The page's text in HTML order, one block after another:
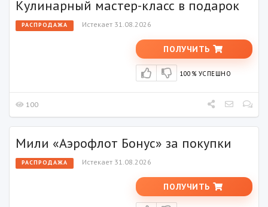
Кулинарный мастер-класс в подарок
РАСПРОДАЖА Истекает 31.08.2026
ПОЛУЧИТЬ
100% УСПЕШНО
100
Мили «Аэрофлот Бонус» за покупки
РАСПРОДАЖА Истекает 31.08.2026
ПОЛУЧИТЬ